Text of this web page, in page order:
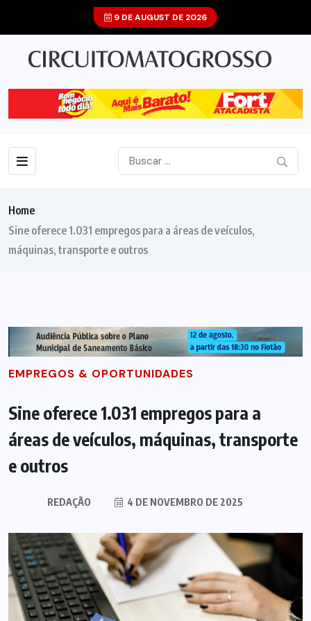
9 DE AUGUST DE 2026
Home
Sine oferece 1.031 empregos para a áreas de veículos,
máquinas, transporte e outros
EMPREGOS & OPORTUNIDADES
Sine oferece 1.031 empregos para a
áreas de veículos, máquinas, transporte
e outros
REDAÇÃO 4 DE NOVEMBRO DE 2025